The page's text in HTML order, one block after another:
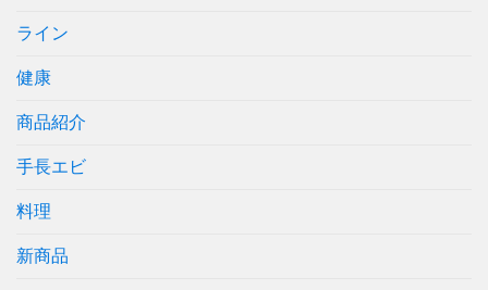
ライン
健康
商品紹介
手長エビ
料理
新商品